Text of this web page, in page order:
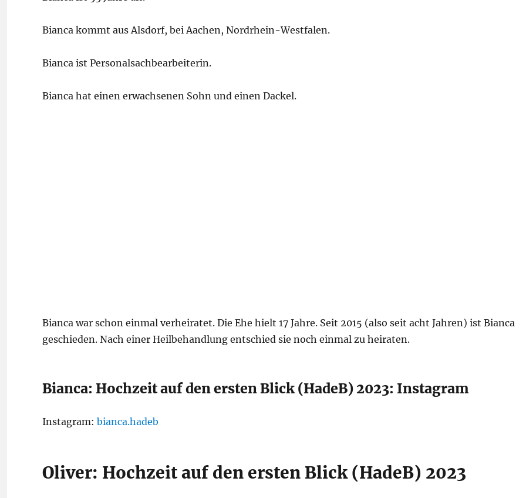
Bianca kommt aus Alsdorf, bei Aachen, Nordrhein-Westfalen.
Bianca ist Personalsachbearbeiterin.
Bianca hat einen erwachsenen Sohn und einen Dackel.
Bianca war schon einmal verheiratet. Die Ehe hielt 17 Jahre. Seit 2015 (also seit acht Jahren) ist Bianca
geschieden. Nach einer Heilbehandlung entschied sie noch einmal zu heiraten.
Bianca: Hochzeit auf den ersten Blick (HadeB) 2023: Instagram
Instagram: bianca.hadeb
Oliver: Hochzeit auf den ersten Blick (HadeB) 2023